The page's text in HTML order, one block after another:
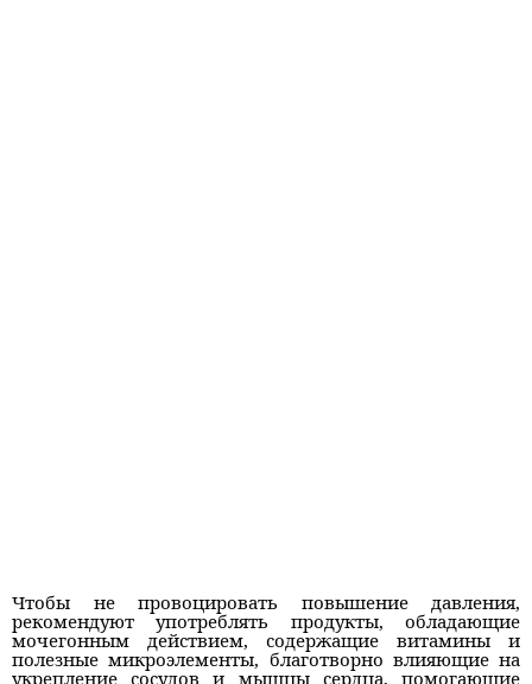
Чтобы не провоцировать повышение давления,
рекомендуют употреблять продукты, обладающие
мочегонным действием, содержащие витамины и
полезные микроэлементы, благотворно влияющие на
укрепление сосудов и мышцы сердца, помогающие